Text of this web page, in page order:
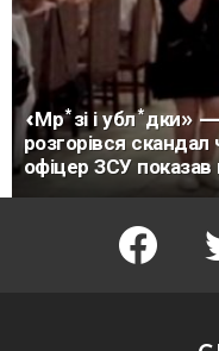
«Мр*зі і убл*дки»
розгорівся скандал
офіцер ЗСУ показав
facebook